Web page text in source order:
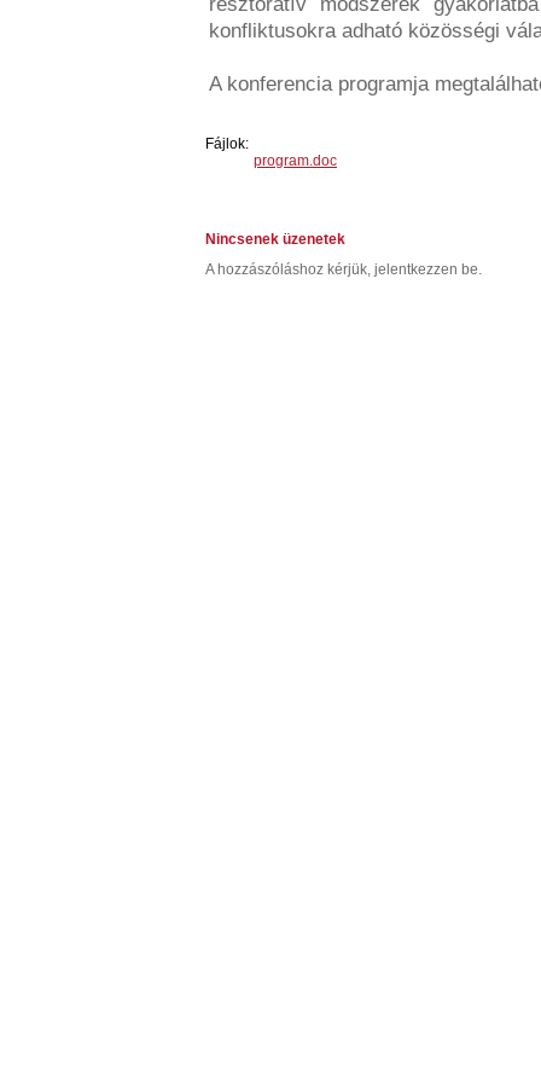
konfliktusokra adható közösségi
A konferencia programja
Fájlok:
program.doc
Nincsenek üzenetek
A hozzászóláshoz kérjük, jelentkezzen be.